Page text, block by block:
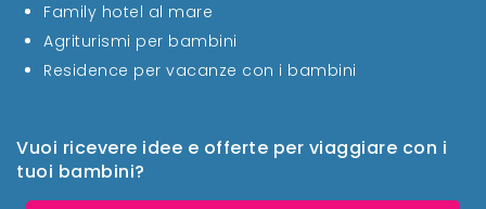
Vuoi ricevere idee e offerte per viaggiare con i
tuoi bambini?
Family hotel al mare
Agriturismi per bambini
Residence per vacanze con i bambini